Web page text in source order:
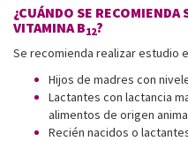
¿CUÁNDO SE
VITAMINA B12?
Se recomienda realizar estudio
Hijos de madres con
Lactantes con lactancia
alimentos de origen
Recién nacidos o